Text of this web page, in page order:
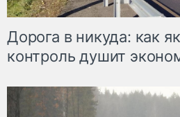
Дорога в никуда: как
контроль душит